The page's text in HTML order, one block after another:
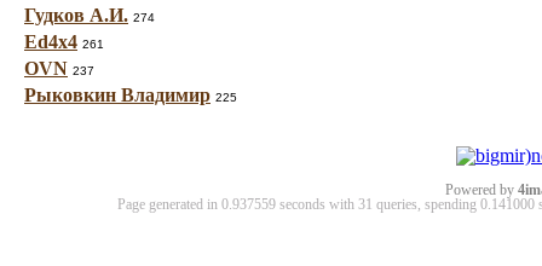
Гудков А.И. 274
Ed4x4 261
OVN 237
Рыковкин Владимир 225
Powered by
Page generated in 0.937559 seconds with 31 queries, spending